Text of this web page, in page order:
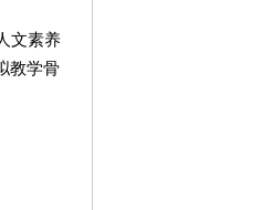
文素养
教学骨